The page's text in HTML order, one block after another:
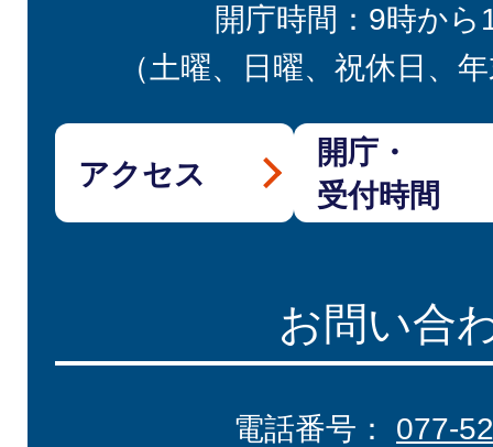
開庁時間：9時から
（土曜、日曜、祝休日、
アクセス
開庁・
受付時間
お問い合
電話番号： 077-